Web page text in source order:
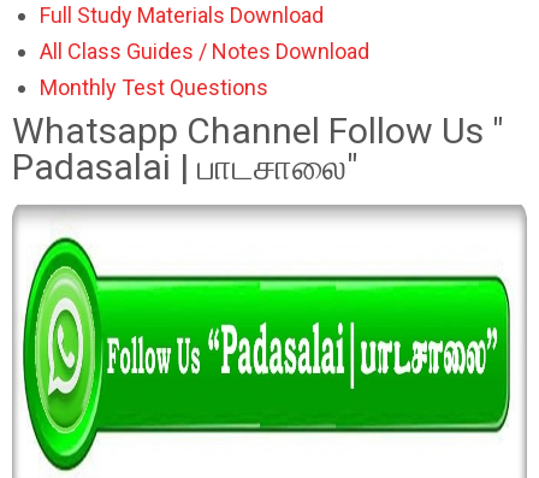
Full Study Materials Download
All Class Guides / Notes Download
Monthly Test Questions
Whatsapp Channel Follow Us "
Padasalai | பாடசாலை"